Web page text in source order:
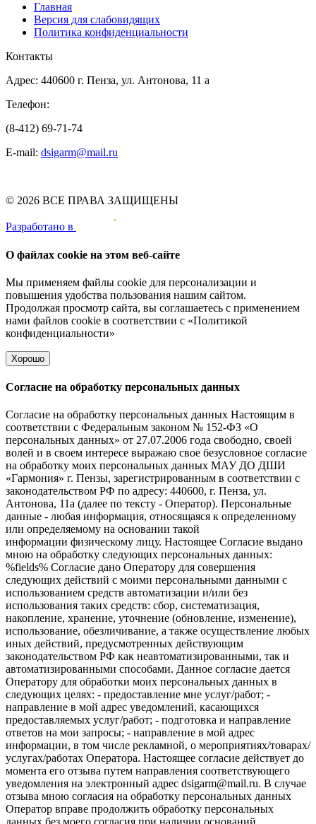
Главная
Версия для слабовидящих
Политика конфиденциальности
Контакты
Адрес: 440600 г. Пенза, ул. Антонова, 11 а
Телефон:
(8-412) 69-71-74
E-mail: dsigarm@mail.ru
© 2026 ВСЕ ПРАВА ЗАЩИЩЕНЫ
Pазработано в
О файлах cookie на этом веб-сайте
Мы применяем файлы cookie для персонализации и
повышения удобства пользования нашим сайтом.
Продолжая просмотр сайта, вы соглашаетесь с применением
нами файлов cookie в соответствии с «Политикой
конфиденциальности»
Хорошо
Согласие на обработку персональных данных
Согласие на обработку персональных данных Настоящим в
соответствии с Федеральным законом № 152-ФЗ «О
персональных данных» от 27.07.2006 года свободно, своей
волей и в своем интересе выражаю свое безусловное согласие
на обработку моих персональных данных МАУ ДО ДШИ
«Гармония» г. Пензы, зарегистрированным в соответствии с
законодательством РФ по адресу: 440600, г. Пенза, ул.
Антонова, 11а (далее по тексту - Оператор). Персональные
данные - любая информация, относящаяся к определенному
или определяемому на основании такой
информации физическому лицу. Настоящее Согласие выдано
мною на обработку следующих персональных данных:
%fields% Согласие дано Оператору для совершения
следующих действий с моими персональными данными с
использованием средств автоматизации и/или без
использования таких средств: сбор, систематизация,
накопление, хранение, уточнение (обновление, изменение),
использование, обезличивание, а также осуществление любых
иных действий, предусмотренных действующим
законодательством РФ как неавтоматизированными, так и
автоматизированными способами. Данное согласие дается
Оператору для обработки моих персональных данных в
следующих целях: - предоставление мне услуг/работ; -
направление в мой адрес уведомлений, касающихся
предоставляемых услуг/работ; - подготовка и направление
ответов на мои запросы; - направление в мой адрес
информации, в том числе рекламной, о мероприятиях/товарах/
услугах/работах Оператора. Настоящее согласие действует до
момента его отзыва путем направления соответствующего
уведомления на электронный адрес dsigarm@mail.ru. В случае
отзыва мною согласия на обработку персональных данных
Оператор вправе продолжить обработку персональных